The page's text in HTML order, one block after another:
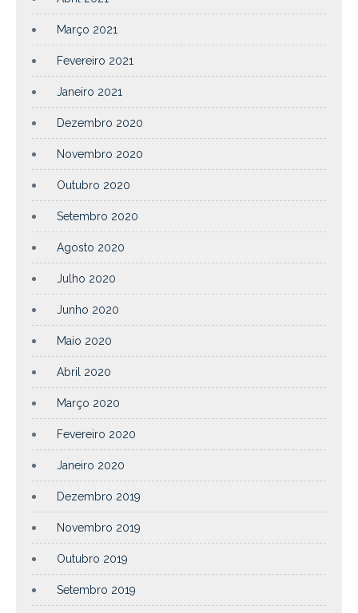
Março 2021
Fevereiro 2021
Janeiro 2021
Dezembro 2020
Novembro 2020
Outubro 2020
Setembro 2020
Agosto 2020
Julho 2020
Junho 2020
Maio 2020
Abril 2020
Março 2020
Fevereiro 2020
Janeiro 2020
Dezembro 2019
Novembro 2019
Outubro 2019
Setembro 2019